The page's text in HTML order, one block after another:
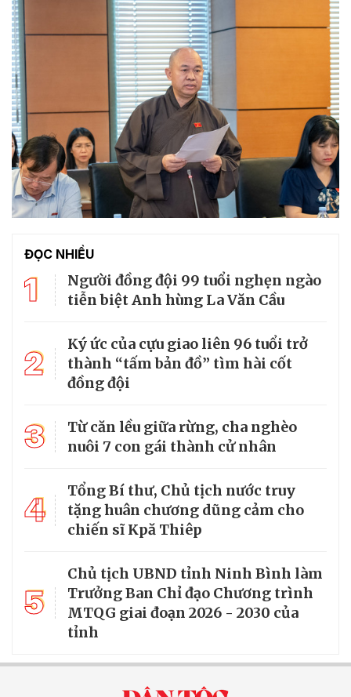
ĐỌC NHIỀU
1
Người đồng đội 99 tuổi nghẹn ngào
tiễn biệt Anh hùng La Văn Cầu
2
Ký ức của cựu giao liên 96 tuổi trở
thành “tấm bản đồ” tìm hài cốt
đồng đội
3
Từ căn lều giữa rừng, cha nghèo
nuôi 7 con gái thành cử nhân
4
Tổng Bí thư, Chủ tịch nước truy
tặng huân chương dũng cảm cho
chiến sĩ Kpă Thiêp
5
Chủ tịch UBND tỉnh Ninh Bình làm
Trưởng Ban Chỉ đạo Chương trình
MTQG giai đoạn 2026 - 2030 của
tỉnh